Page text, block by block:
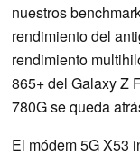
nuestros
rendimiento del
rendimiento
865+ del Galaxy Z
780G se queda
El módem 5G X53